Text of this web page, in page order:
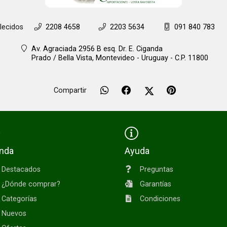
2208 4658 2203 5634 091 840 783
Av. Agraciada 2956 B esq. Dr. E. Ciganda
Prado / Bella Vista, Montevideo - Uruguay - C.P. 11800
Compartir
Destacados
¿Dónde comprar?
Categorías
Nuevos
Ayuda
Preguntas
Garantías
Condiciones